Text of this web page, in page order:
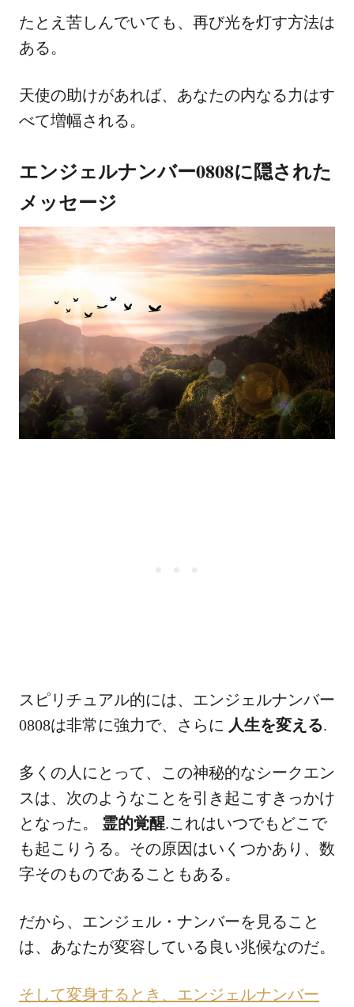
たとえ苦しんでいても、再び光を灯す方法は
ある。
天使の助けがあれば、あなたの内なる力はす
べて増幅される。
エンジェルナンバー0808に隠された
メッセージ
スピリチュアル的には、エンジェルナンバー
0808は非常に強力で、さらに 人生を変える.
多くの人にとって、この神秘的なシークエン
スは、次のようなことを引き起こすきっかけ
となった。 霊的覚醒.これはいつでもどこで
も起こりうる。その原因はいくつかあり、数
字そのものであることもある。
だから、エンジェル・ナンバーを見ること
は、あなたが変容している良い兆候なのだ。
そして変身するとき、エンジェルナンバー